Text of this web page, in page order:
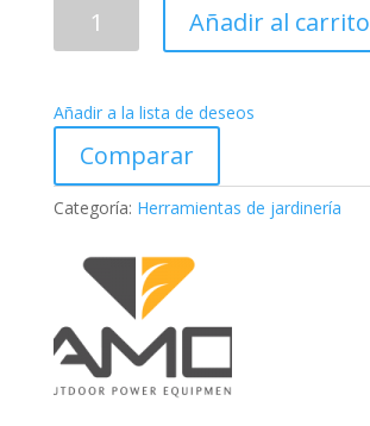
MARUYAMA
cantidad
Añadir al carrito
Añadir a la lista de deseos
Comparar
Categoría: Herramientas de jardinería